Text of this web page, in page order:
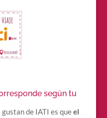
según tu
gustan de IATI es queel